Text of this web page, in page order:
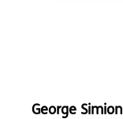
George Simion